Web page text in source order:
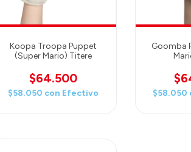
Koopa Troopa Puppet
(Super Mario) Titere
$64.500
$58.050 con Efectivo
Goomba
$58.050